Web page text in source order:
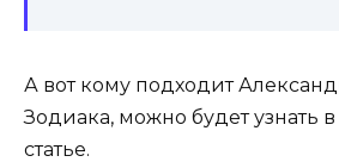
А вот кому подходит
Зодиака, можно будет узнать
статье.